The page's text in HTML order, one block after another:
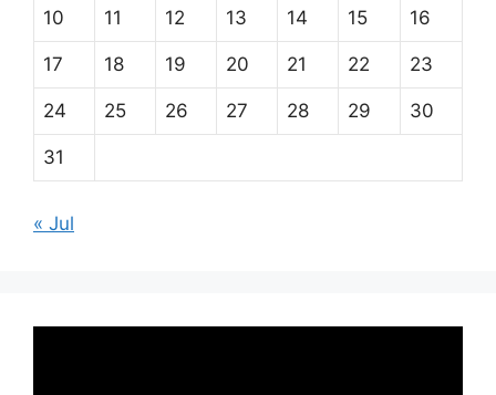
10 11 12 13 14 15 16
17 18 19 20 21 22 23
24 25 26 27 28 29 30
31
« Jul